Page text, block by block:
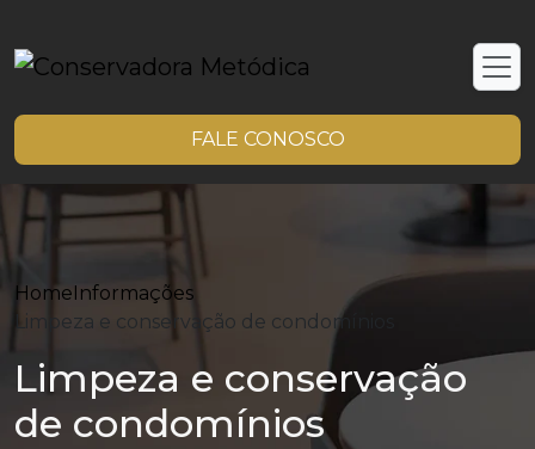
FALE CONOSCO
Home Informações
Limpeza e conservação de condomínios
Limpeza e conservação
de condomínios